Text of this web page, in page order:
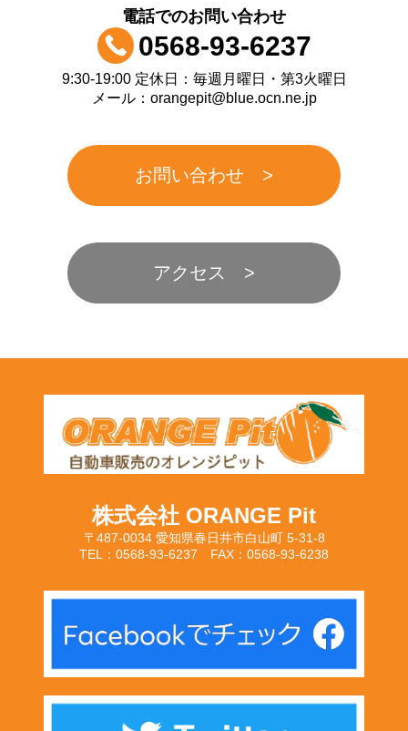
電話でのお問い合わせ
0568-93-6237
9:30-19:00 定休日：毎週月曜日・第3火曜日
メール：orangepit@blue.ocn.ne.jp
お問い合わせ
アクセス
株式会社 ORANGE Pit
〒487-0034 愛知県春日井市白山町 5-31-8
TEL：0568-93-6237 FAX：0568-93-6238